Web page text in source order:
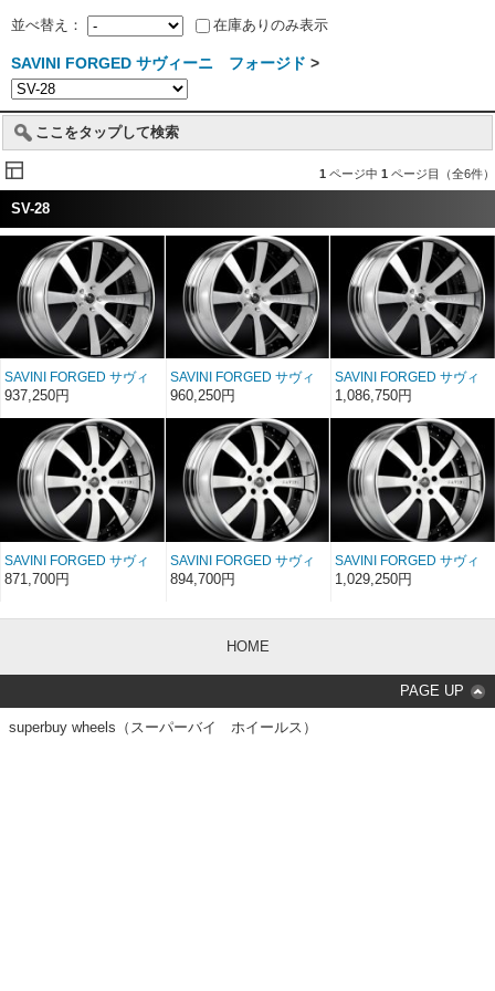
並べ替え： 在庫ありのみ表示
SAVINI FORGED サヴィーニ フォージド >
ここをタップして検索
1 ページ中 1 ページ目（全6件）
SV-28
SAVINI FORGED サヴィ
ーニ フォージド XC
937,250円
SAVINI FORGED サヴィ
ーニ フォージド XC
960,250円
SAVINI FORGED サヴィ
ーニ フォージド XC
1,086,750円
SAVINI FORGED サヴィ
ーニ フォージド XLT
SV28s 20インチ 20×8〜
871,700円
SAVINI FORGED サヴィ
ーニ フォージド XLT
SV28s 22インチ 22×8〜
894,700円
SAVINI FORGED サヴィ
ーニ フォージド XLT
SV28s 24インチ 24×8〜
1,029,250円
HOME
PAGE UP
superbuy wheels（スーパーバイ ホイールス）